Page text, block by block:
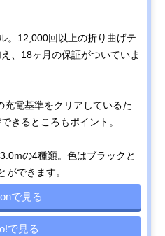
。12,000回以上の折り曲げテ
、18ヶ月の保証がついていま
電基準をクリアしているた
きるところもポイント。
の4種類。色はブラックと
ができます。
で見る
で見る